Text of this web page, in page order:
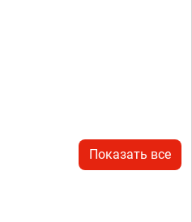
Показать все